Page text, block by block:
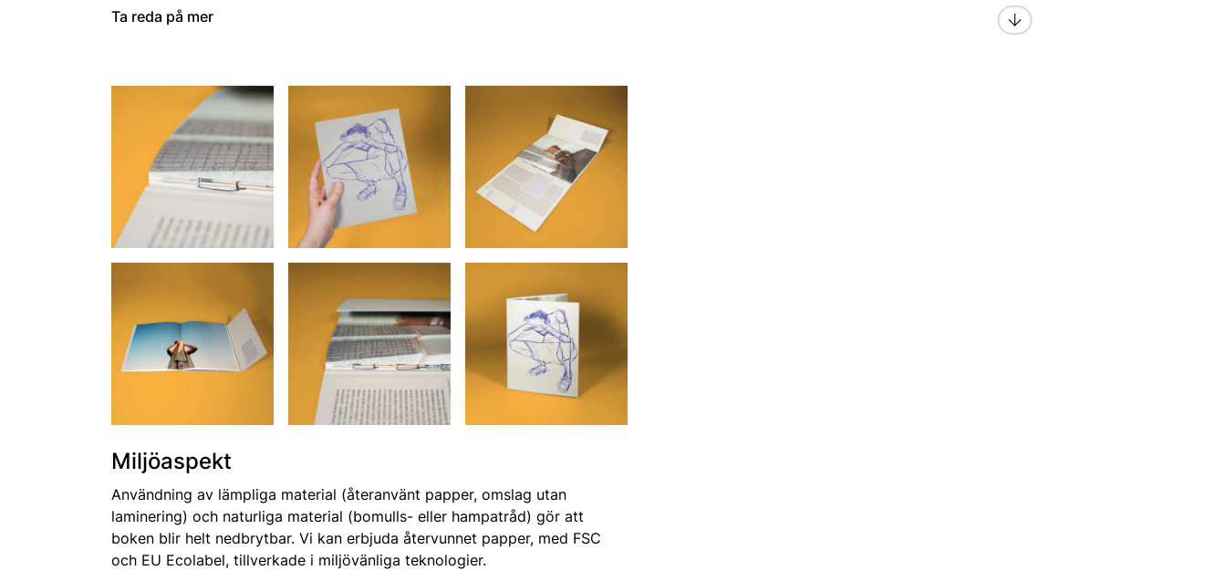
Ta reda på mer
Miljöaspekt
Användning av lämpliga material (återanvänt papper, omslag utan
laminering) och naturliga material (bomulls- eller hampatråd) gör att
boken blir helt nedbrytbar. Vi kan erbjuda återvunnet papper, med FSC
och EU Ecolabel, tillverkade i miljövänliga teknologier.